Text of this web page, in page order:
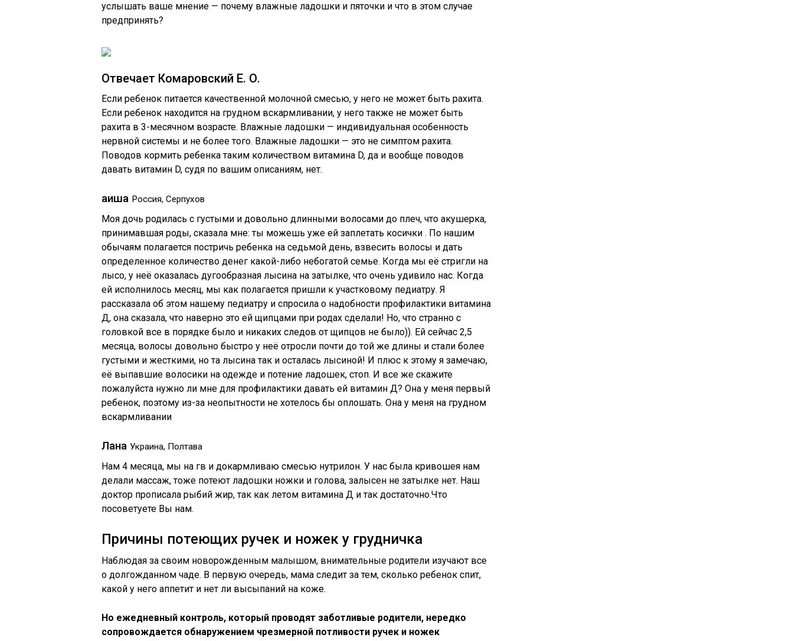
услышать ваше мнение — почему влажные ладошки и пяточки и что в этом случае
предпринять?
Отвечает Комаровский Е. О.
Если ребенок питается качественной молочной смесью, у него не может быть рахита.
Если ребенок находится на грудном вскармливании, у него также не может быть
рахита в 3-месячном возрасте. Влажные ладошки — индивидуальная особенность
нервной системы и не более того. Влажные ладошки — это не симптом рахита.
Поводов кормить ребенка таким количеством витамина D, да и вообще поводов
давать витамин D, судя по вашим описаниям, нет.
аиша Россия, Серпухов
Моя дочь родилась с густыми и довольно длинными волосами до плеч, что акушерка,
принимавшая роды, сказала мне: ты можешь уже ей заплетать косички . По нашим
обычаям полагается постричь ребенка на седьмой день, взвесить волосы и дать
определенное количество денег какой-либо небогатой семье. Когда мы её стригли на
лысо, у неё оказалась дугообразная лысина на затылке, что очень удивило нас. Когда
ей исполнилось месяц, мы как полагается пришли к участковому педиатру. Я
рассказала об этом нашему педиатру и спросила о надобности профилактики витамина
Д, она сказала, что наверно это ей щипцами при родах сделали! Но, что странно с
головкой все в порядке было и никаких следов от щипцов не было)). Ей сейчас 2,5
месяца, волосы довольно быстро у неё отросли почти до той же длины и стали более
густыми и жесткими, но та лысина так и осталась лысиной! И плюс к этому я замечаю,
её выпавшие волосики на одежде и потение ладошек, стоп. И все же скажите
пожалуйста нужно ли мне для профилактики давать ей витамин Д? Она у меня первый
ребенок, поэтому из-за неопытности не хотелось бы оплошать. Она у меня на грудном
вскармливании
Лана Украина, Полтава
Нам 4 месяца, мы на гв и докармливаю смесью нутрилон. У нас была кривошея нам
делали массаж, тоже потеют ладошки ножки и голова, залысен не затылке нет. Наш
доктор прописала рыбий жир, так как летом витамина Д и так достаточно.Что
посоветуете Вы нам.
Причины потеющих ручек и ножек у грудничка
Наблюдая за своим новорожденным малышом, внимательные родители изучают все
о долгожданном чаде. В первую очередь, мама следит за тем, сколько ребенок спит,
какой у него аппетит и нет ли высыпаний на коже.
Но ежедневный контроль, который проводят заботливые родители, нередко
сопровождается обнаружением чрезмерной потливости ручек и ножек